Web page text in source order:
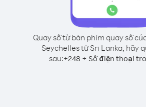
Quay số từ bàn phím quay số
Seychelles từ Sri Lanka, hãy
sau:+248 + Số điện thoại